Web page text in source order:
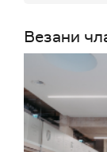
Везани